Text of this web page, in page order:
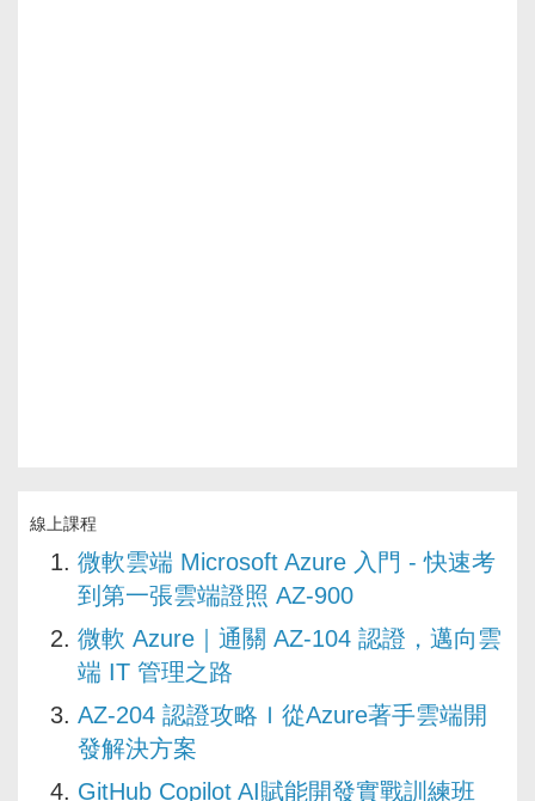
線上課程
微軟雲端 Microsoft Azure 入門 - 快速考
到第一張雲端證照 AZ-900
微軟 Azure｜通關 AZ-104 認證，邁向雲
端 IT 管理之路
AZ-204 認證攻略Ｉ從Azure著手雲端開
發解決方案
GitHub Copilot AI賦能開發實戰訓練班